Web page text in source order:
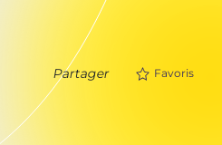
Partager Favoris